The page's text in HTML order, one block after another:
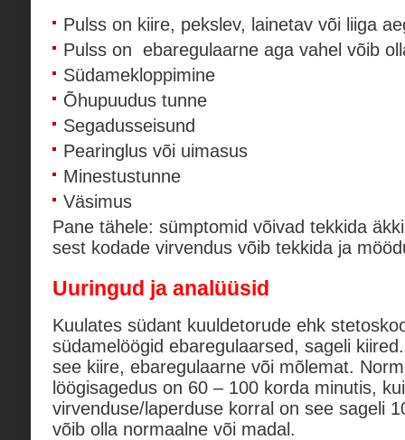
Pulss on kiire, pekslev, lainetav või liiga
Pulss on ebaregulaarne aga vahel võib
Südamekloppimine
Õhupuudus tunne
Segadusseisund
Pearinglus või uimasus
Minestustunne
Väsimus
Pane tähele: sümptomid võivad tekkida
sest kodade virvendus võib tekkida ja
Uuringud ja analüüsid
Kuulates südant kuuldetorude ehk
südamelöögid ebaregulaarsed, sageli
see kiire, ebaregulaarne või mõlemat.
löögisagedus on 60 – 100 korda minutis,
virvenduse/laperduse korral on see sageli
võib olla normaalne või madal.